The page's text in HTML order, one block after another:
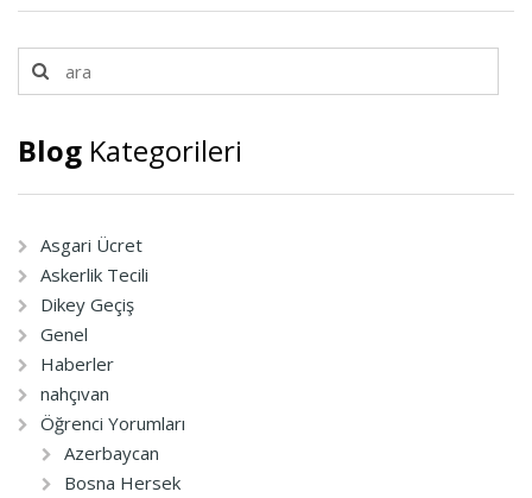
Blog Kategorileri
Asgari Ücret
Askerlik Tecili
Dikey Geçiş
Genel
Haberler
nahçıvan
Öğrenci Yorumları
Azerbaycan
Bosna Hersek